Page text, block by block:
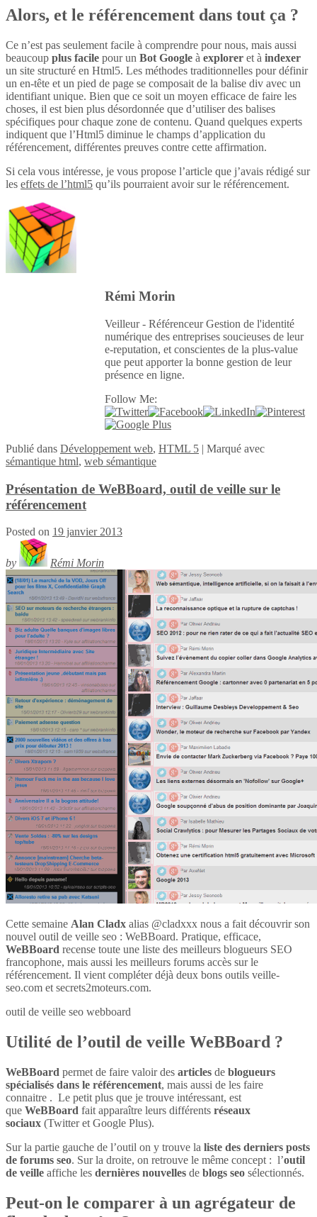
Alors, et le référencement dans tout ça ?
Ce n’est pas seulement facile à comprendre pour nous, mais aussi
beaucoup plus facile pour un Bot Google à explorer et à indexer
un site structuré en Html5. Les méthodes traditionnelles pour définir
un en-tête et un pied de page se composait de la balise div avec un
identifiant unique. Bien que ce soit un moyen efficace de faire les
choses, il est bien plus désordonnée que d’utiliser des balises
spécifiques pour chaque zone de contenu. Quand quelques experts
indiquent que l’Html5 diminue le champs d’application du
référencement, différentes preuves contre cette affirmation.
Si cela vous intéresse, je vous propose l’article que j’avais rédigé sur
les effets de l’html5 qu’ils pourraient avoir sur le référencement.
Rémi Morin
Veilleur - Référenceur Gestion de l'identité
numérique des entreprises soucieuses de leur
e-reputation, et conscientes de la plus-value
que peut apporter la bonne gestion de leur
présence en ligne.
Follow Me:
Publié dans Développement web, HTML 5 | Marqué avec
sémantique html, web sémantique
Présentation de WeBBoard, outil de veille sur le
référencement
Posted on 19 janvier 2013
by Rémi Morin
Cette semaine Alan Cladx alias @cladxxx nous a fait découvrir son
nouvel outil de veille seo : WeBBoard. Pratique, efficace,
WeBBoard recense toute une liste des meilleurs blogueurs SEO
francophone, mais aussi les meilleurs forums accès sur le
référencement. Il vient compléter déjà deux bons outils veille-
seo.com et secrets2moteurs.com.
outil de veille seo webboard
Utilité de l’outil de veille WeBBoard ?
WeBBoard permet de faire valoir des articles de blogueurs
spécialisés dans le référencement, mais aussi de les faire
connaitre . Le petit plus que je trouve intéressant, est
que WeBBoard fait apparaître leurs différents réseaux
sociaux (Twitter et Google Plus).
Sur la partie gauche de l’outil on y trouve la liste des derniers posts
de forums seo. Sur la droite, on retrouve le même concept : l’outil
de veille affiche les dernières nouvelles de blogs seo sélectionnés.
Peut-on le comparer à un agrégateur de